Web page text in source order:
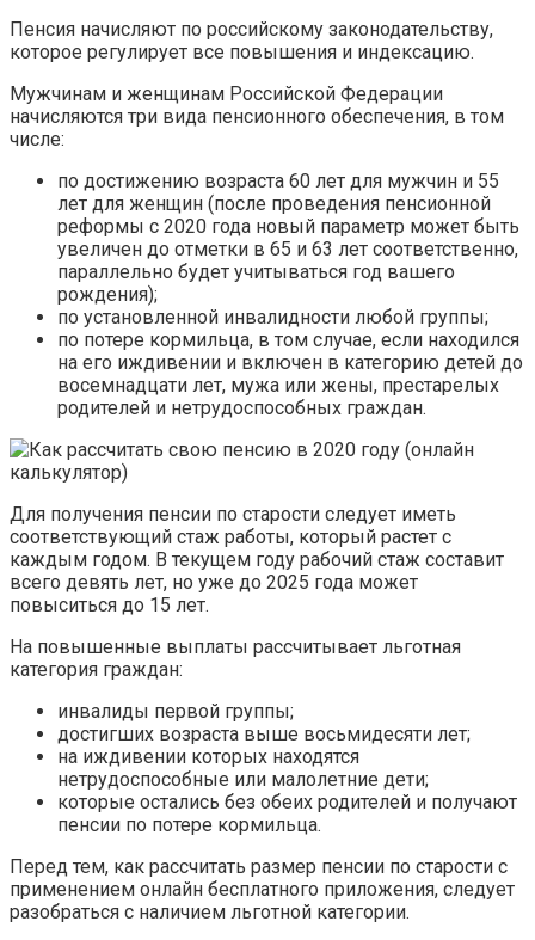
Пенсия начисляют по российскому законодательству,
которое регулирует все повышения и индексацию.
Мужчинам и женщинам Российской Федерации
начисляются три вида пенсионного обеспечения, в том
числе:
по достижению возраста 60 лет для мужчин и 55
лет для женщин (после проведения пенсионной
реформы с 2020 года новый параметр может быть
увеличен до отметки в 65 и 63 лет соответственно,
параллельно будет учитываться год вашего
рождения);
по установленной инвалидности любой группы;
по потере кормильца, в том случае, если находился
на его иждивении и включен в категорию детей до
восемнадцати лет, мужа или жены, престарелых
родителей и нетрудоспособных граждан.
Для получения пенсии по старости следует иметь
соответствующий стаж работы, который растет с
каждым годом. В текущем году рабочий стаж составит
всего девять лет, но уже до 2025 года может
повыситься до 15 лет.
На повышенные выплаты рассчитывает льготная
категория граждан:
инвалиды первой группы;
достигших возраста выше восьмидесяти лет;
на иждивении которых находятся
нетрудоспособные или малолетние дети;
которые остались без обеих родителей и получают
пенсии по потере кормильца.
Перед тем, как рассчитать размер пенсии по старости с
применением онлайн бесплатного приложения, следует
разобраться с наличием льготной категории.